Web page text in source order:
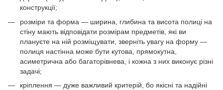
конструкції;
розміри та форма — ширина, глибина та висота полиці на
стіну мають відповідати розмірам предметів, які ви
плануєте на ній розміщувати, зверніть увагу на форму —
полиця настінна може бути кутова, прямокутна,
асиметрична або багаторівнева, і кожна з них виконує різні
задачі;
кріплення — дуже важливий критерій, бо якісні та надійні